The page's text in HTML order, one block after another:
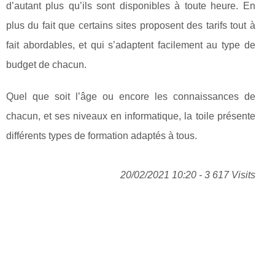
d’autant plus qu’ils sont disponibles à toute heure. En
plus du fait que certains sites proposent des tarifs tout à
fait abordables, et qui s’adaptent facilement au type de
budget de chacun.
Quel que soit l’âge ou encore les connaissances de
chacun, et ses niveaux en informatique, la toile présente
différents types de formation adaptés à tous.
20/02/2021 10:20 - 3 617 Visits